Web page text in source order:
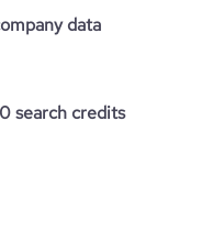
data
search credits